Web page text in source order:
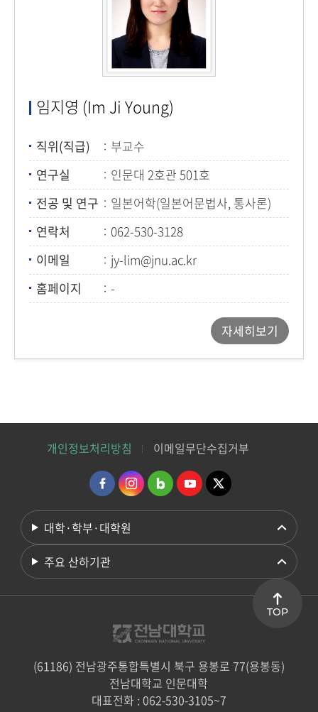
임지영 (Im Ji Young)
직위(직급)
부교수
연구실
인문대 2호관 501호
전공 및 연구
일본어학(일본어문법사, 통사론)
연락처
062-530-3128
이메일
jy-lim@jnu.ac.kr
홈페이지
-
자세히보기
개인정보처리방침 이메일무단수집거부
대학·학부·대학원
주요 산하기관
(61186) 전남광주통합특별시 북구 용봉로 77(용봉동)
전남대학교 인문대학
대표전화 : 062-530-3105~7
TOP